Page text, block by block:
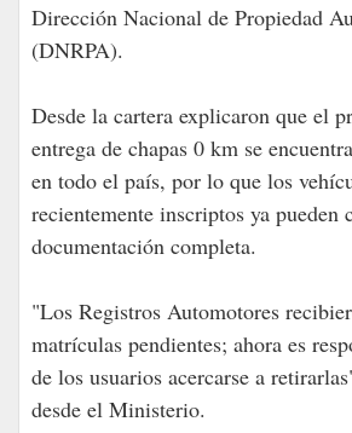
Dirección Nacional de Propiedad
(DNRPA).
Desde la cartera explicaron que el
entrega de chapas 0 km se
en todo el país, por lo que los
recientemente inscriptos ya pueden
documentación completa.
"Los Registros Automotores
matrículas pendientes; ahora es
de los usuarios acercarse a
desde el Ministerio.